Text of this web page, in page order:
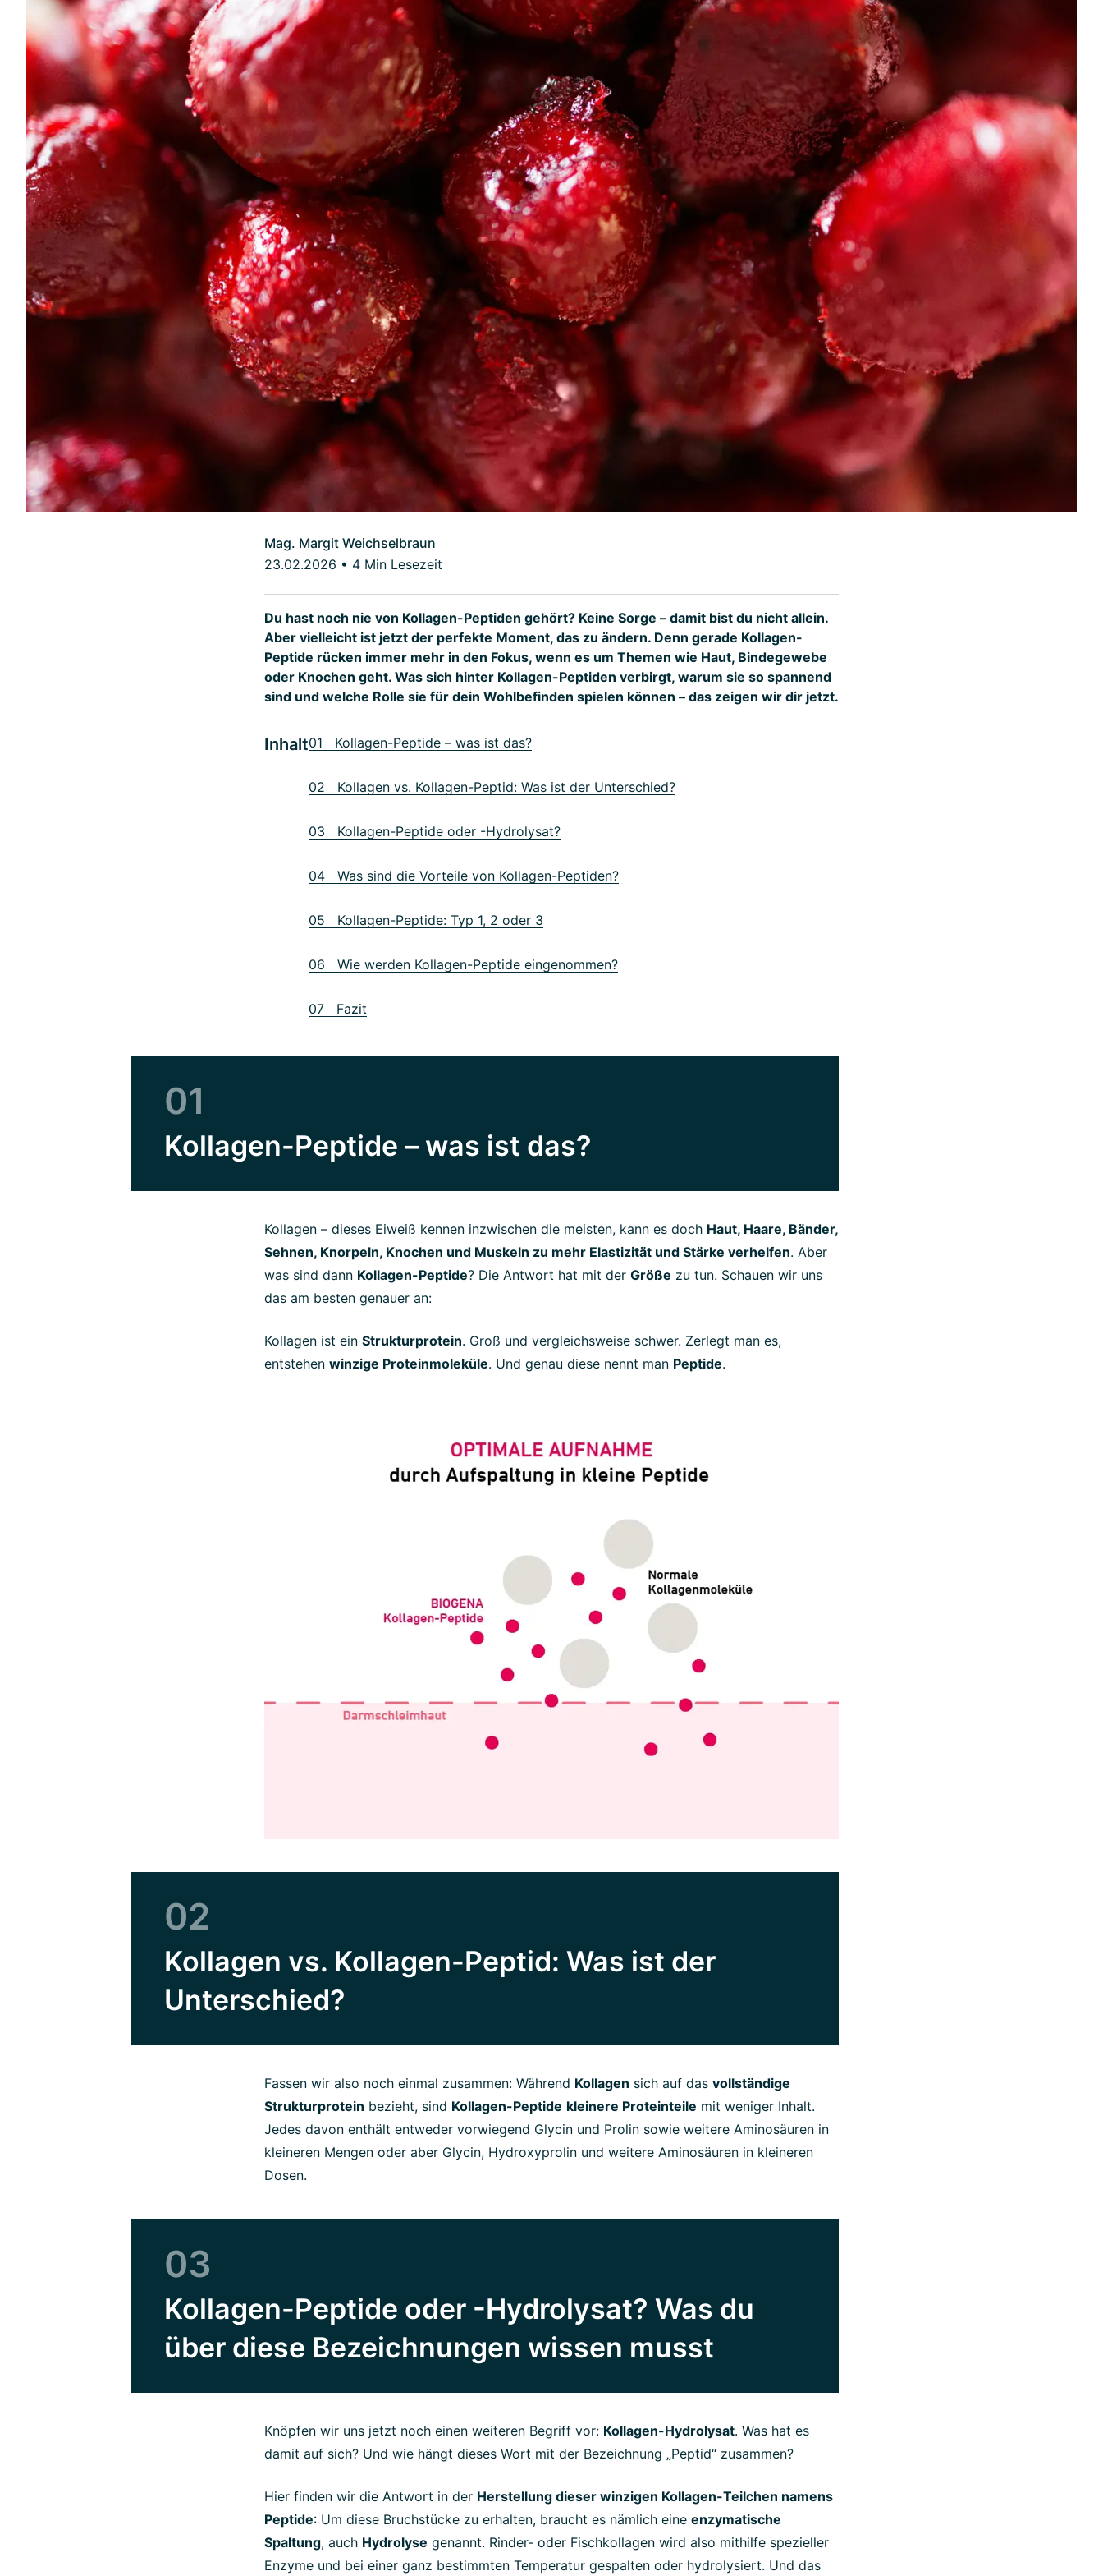
Mag. Margit Weichselbraun
23.02.2026 • 4 Min Lesezeit
Du hast noch nie von Kollagen-Peptiden gehört? Keine Sorge – damit bist du nicht allein.
Aber vielleicht ist jetzt der perfekte Moment, das zu ändern. Denn gerade Kollagen-
Peptide rücken immer mehr in den Fokus, wenn es um Themen wie Haut, Bindegewebe
oder Knochen geht. Was sich hinter Kollagen-Peptiden verbirgt, warum sie so spannend
sind und welche Rolle sie für dein Wohlbefinden spielen können – das zeigen wir dir jetzt.
Inhalt01 Kollagen-Peptide – was ist das?
02 Kollagen vs. Kollagen-Peptid: Was ist der Unterschied?
03 Kollagen-Peptide oder -Hydrolysat?
04 Was sind die Vorteile von Kollagen-Peptiden?
05 Kollagen-Peptide: Typ 1, 2 oder 3
06 Wie werden Kollagen-Peptide eingenommen?
07 Fazit
01
Kollagen-Peptide – was ist das?
Kollagen – dieses Eiweiß kennen inzwischen die meisten, kann es doch Haut, Haare, Bänder,
Sehnen, Knorpeln, Knochen und Muskeln zu mehr Elastizität und Stärke verhelfen. Aber
was sind dann Kollagen-Peptide? Die Antwort hat mit der Größe zu tun. Schauen wir uns
das am besten genauer an:
Kollagen ist ein Strukturprotein. Groß und vergleichsweise schwer. Zerlegt man es,
entstehen winzige Proteinmoleküle. Und genau diese nennt man Peptide.
02
Kollagen vs. Kollagen-Peptid: Was ist der
Unterschied?
Fassen wir also noch einmal zusammen: Während Kollagen sich auf das vollständige
Strukturprotein bezieht, sind Kollagen-Peptide kleinere Proteinteile mit weniger Inhalt.
Jedes davon enthält entweder vorwiegend Glycin und Prolin sowie weitere Aminosäuren in
kleineren Mengen oder aber Glycin, Hydroxyprolin und weitere Aminosäuren in kleineren
Dosen.
03
Kollagen-Peptide oder -Hydrolysat? Was du
über diese Bezeichnungen wissen musst
Knöpfen wir uns jetzt noch einen weiteren Begriff vor: Kollagen-Hydrolysat. Was hat es
damit auf sich? Und wie hängt dieses Wort mit der Bezeichnung „Peptid“ zusammen?
Hier finden wir die Antwort in der Herstellung dieser winzigen Kollagen-Teilchen namens
Peptide: Um diese Bruchstücke zu erhalten, braucht es nämlich eine enzymatische
Spaltung, auch Hydrolyse genannt. Rinder- oder Fischkollagen wird also mithilfe spezieller
Enzyme und bei einer ganz bestimmten Temperatur gespalten oder hydrolysiert. Und das